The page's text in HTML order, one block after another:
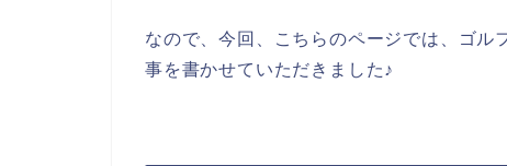
なので、今回、こちらのページでは、ゴル
事を書かせていただきました♪